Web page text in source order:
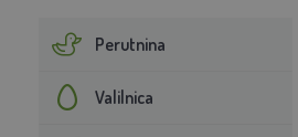
Perutnina
Valilnica